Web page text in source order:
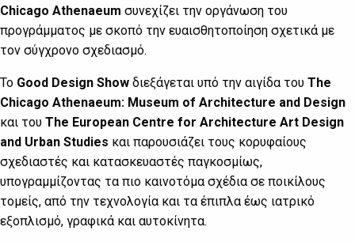
Chicago Athenaeum συνεχίζει την οργάνωση του
προγράμματος με σκοπό την ευαισθητοποίηση σχετικά με
τον σύγχρονο σχεδιασμό.
To Good Design Show διεξάγεται υπό την αιγίδα του The
Chicago Athenaeum: Museum of Architecture and Design
και του The European Centre for Architecture Art Design
and Urban Studies και παρουσιάζει τους κορυφαίους
σχεδιαστές και κατασκευαστές παγκοσμίως,
υπογραμμίζοντας τα πιο καινοτόμα σχέδια σε ποικίλους
τομείς, από την τεχνολογία και τα έπιπλα έως ιατρικό
εξοπλισμό, γραφικά και αυτοκίνητα.